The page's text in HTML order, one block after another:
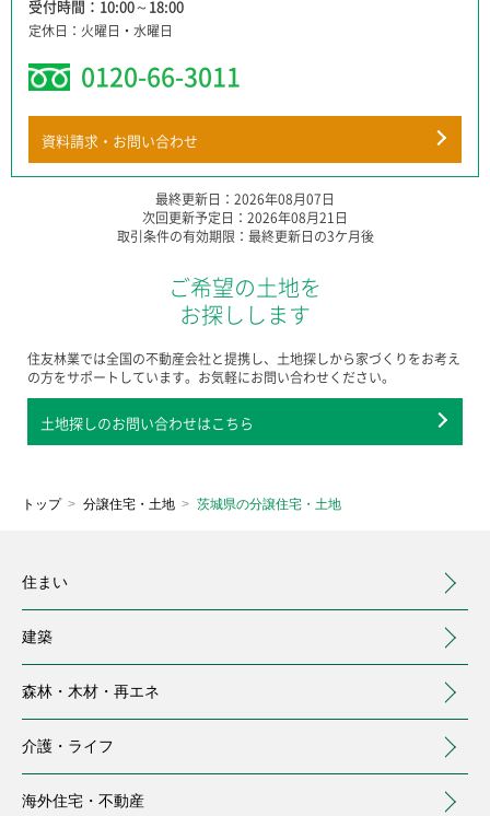
受付時間
10:00～18:00
定休日 火曜日・水曜日
0120-66-3011
資料請求・お問い合わせ
最終更新日：2026年08月07日
次回更新予定日：2026年08月21日
取引条件の有効期限：最終更新日の3ケ月後
ご希望の土地を
お探しします
住友林業では全国の不動産会社と提携し、土地探しから家づくりをお考え
の方をサポートしています。お気軽にお問い合わせください。
土地探しのお問い合わせはこちら
トップ 分譲住宅・土地 茨城県の分譲住宅・土地
住まい
建築
森林・木材・ 再エネ
介護・ ライフ
海外住宅・ 不動産